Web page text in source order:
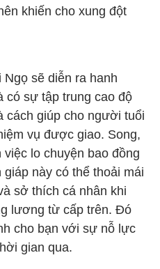
khiến cho xung đột
sẽ diễn ra hanh
có sự tập trung cao độ
cách giúp cho người tuổi
vụ được giao. Song,
lo chuyện bao đồng
này có thể thoải mái
sở thích cá nhân khi
lương từ cấp trên. Đó
cho bạn với sự nỗ lực
gian qua.